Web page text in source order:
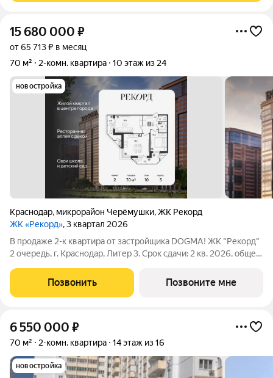
15 680 000 ₽
от 65 713 ₽ в месяц
70 м²
2-комн. квартира 10 этаж из 24
новостройка
Краснодар, микрорайон Черёмушки,ЖК Рекорд
ЖК «Рекорд», 3 квартал 2026
В продаже 2-к квартира от застройщика DOGMA! ЖК "Рекорд"
2 очередь, г. Краснодар, Литер 3. Срок сдачи: 2 кв. 2026, общей
место вашего баланса. Город снаружи природа внутри.
Квартал с максимумом
Позвонить Позвоните мне
6 550 000 ₽
70 м² 2-комн. квартира 14 этаж из 16
новостройка